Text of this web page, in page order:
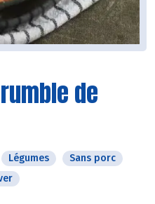
de
Légumes
Sans porc